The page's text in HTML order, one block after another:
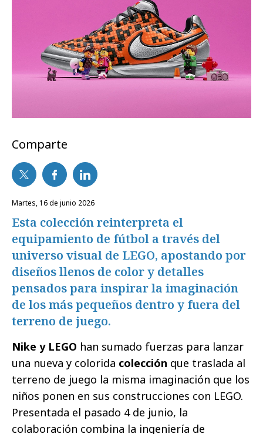
Comparte
martes, 16 de junio 2026
Esta colección reinterpreta el
equipamiento de fútbol a través del
universo visual de LEGO, apostando por
diseños llenos de color y detalles
pensados para inspirar la imaginación
de los más pequeños dentro y fuera del
terreno de juego.
Nike y LEGO han sumado fuerzas para lanzar
una nueva y colorida colección que traslada al
terreno de juego la misma imaginación que los
niños ponen en sus construcciones con LEGO.
Presentada el pasado 4 de junio, la
colaboración combina la ingeniería de